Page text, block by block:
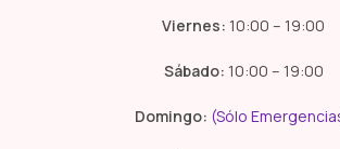
Viernes: 10:00 – 19:00
Sábado: 10:00 – 19:00
Domingo: (Sólo